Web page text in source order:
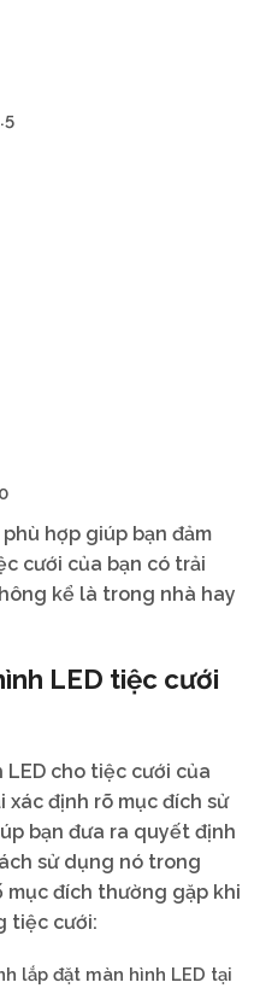
hợp giúp bạn đảm
cưới của bạn có trải
kể là trong nhà hay
LED tiệc cưới
cho tiệc cưới của
định rõ mục đích sử
bạn đưa ra quyết định
sử dụng nó trong
mục đích thường gặp khi
tiệc cưới:
lắp đặt màn hình LED tại